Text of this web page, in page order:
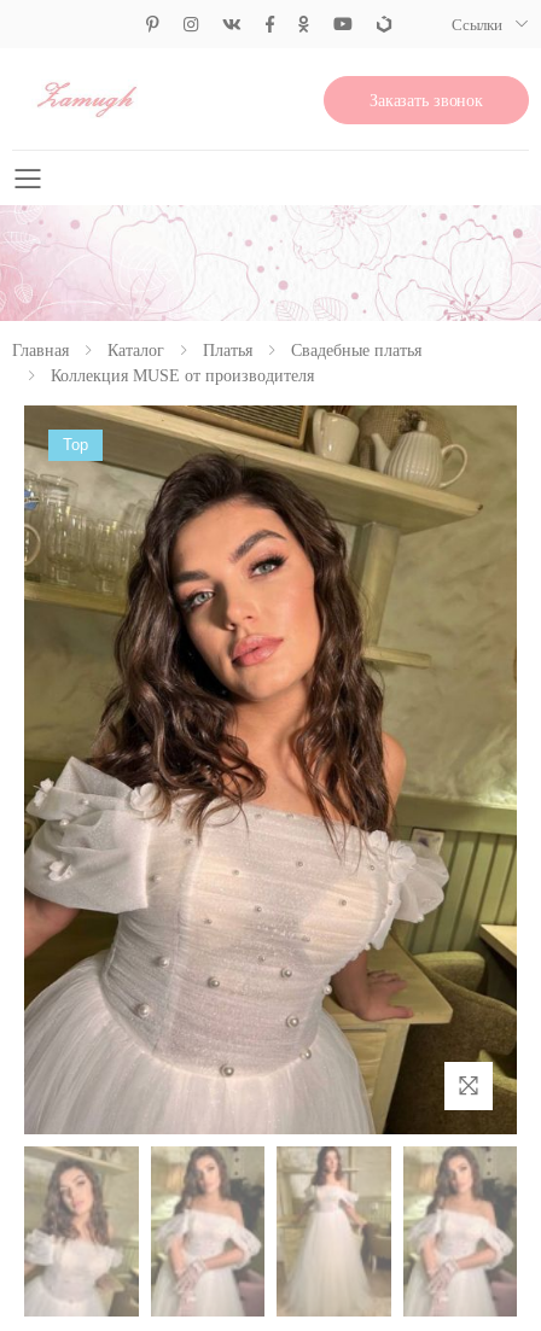
Ссылки
Заказать звонок
Свернуть меню
Главная Каталог Платья
Свадебные платья
Коллекция MUSE от производителя
Top